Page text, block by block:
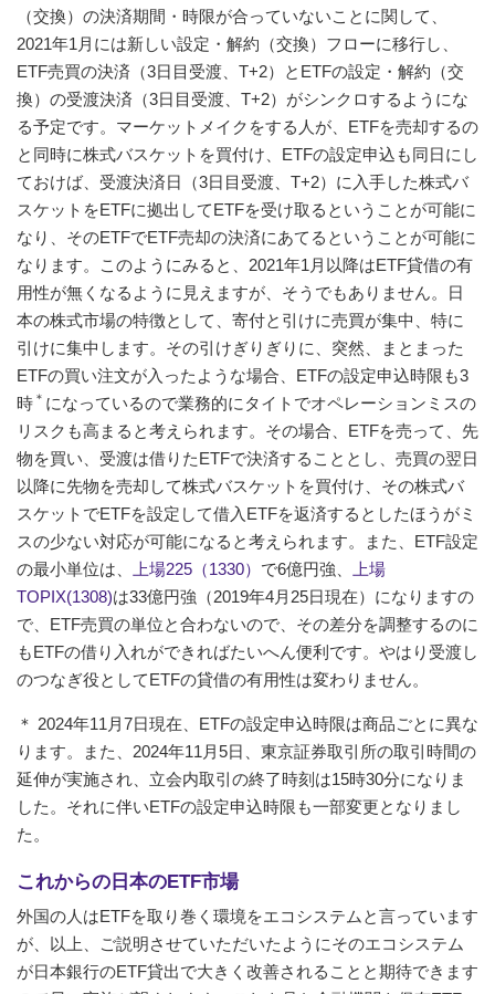
（交換）の決済期間・時限が合っていないことに関して、
2021年1月には新しい設定・解約（交換）フローに移行し、
ETF売買の決済（3日目受渡、T+2）とETFの設定・解約（交
換）の受渡決済（3日目受渡、T+2）がシンクロするようにな
る予定です。マーケットメイクをする人が、ETFを売却するの
と同時に株式バスケットを買付け、ETFの設定申込も同日にし
ておけば、受渡決済日（3日目受渡、T+2）に入手した株式バ
スケットをETFに拠出してETFを受け取るということが可能に
なり、そのETFでETF売却の決済にあてるということが可能に
なります。このようにみると、2021年1月以降はETF貸借の有
用性が無くなるように見えますが、そうでもありません。日
本の株式市場の特徴として、寄付と引けに売買が集中、特に
引けに集中します。その引けぎりぎりに、突然、まとまった
ETFの買い注文が入ったような場合、ETFの設定申込時限も3
時 ＊ になっているので業務的にタイトでオペレーションミスの
リスクも高まると考えられます。その場合、ETFを売って、先
物を買い、受渡は借りたETFで決済することとし、売買の翌日
以降に先物を売却して株式バスケットを買付け、その株式バ
スケットでETFを設定して借入ETFを返済するとしたほうがミ
スの少ない対応が可能になると考えられます。また、ETF設定
の最小単位は、
上場225（1330） で6億円強、
上場
TOPIX(1308)は33億円強（2019年4月25日現在）になりますの
で、ETF売買の単位と合わないので、その差分を調整するのに
もETFの借り入れができればたいへん便利です。やはり受渡し
のつなぎ役としてETFの貸借の有用性は変わりません。
＊ 2024年11月7日現在、ETFの設定申込時限は商品ごとに異な
ります。また、2024年11月5日、東京証券取引所の取引時間の
延伸が実施され、立会内取引の終了時刻は15時30分になりま
した。それに伴いETFの設定申込時限も一部変更となりまし
た。
これからの日本のETF市場
外国の人はETFを取り巻く環境をエコシステムと言っています
が、以上、ご説明させていただいたようにそのエコシステム
が日本銀行のETF貸出で大きく改善されることと期待できます